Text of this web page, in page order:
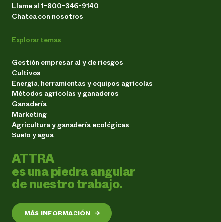
Llame al 1-800-346-9140
Chatea con nosotros
Explorar temas
Gestión empresarial y de riesgos
Cultivos
Energía, herramientas y equipos agrícolas
Métodos agrícolas y ganaderos
Ganadería
Marketing
Agricultura y ganadería ecológicas
Suelo y agua
ATTRA
es una piedra angular
de nuestro trabajo.
MÁS INFORMACIÓN →